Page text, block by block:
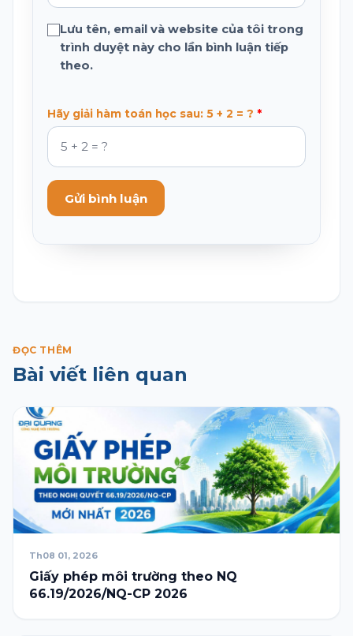
Lưu tên, email và website của tôi trong
trình duyệt này cho lần bình luận tiếp
theo.
Hãy giải hàm toán học sau: 5 + 2 = ?
Gửi bình luận
ĐỌC THÊM
Bài viết liên quan
Th08 01, 2026
Giấy phép môi trường theo NQ
66.19/2026/NQ-CP 2026